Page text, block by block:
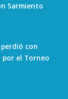
Sarmiento
con
por el Torneo